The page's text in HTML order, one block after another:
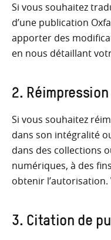
Si vous souhaitez
d’une publication
apporter des
en nous détaillant
2.
Si vous souhaitez
dans son intégralité
dans des collections
numériques, à des
obtenir l’autorisation.
3. Citation de